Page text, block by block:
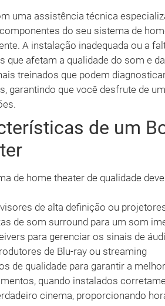
uma assistência técnica
do seu sistema de
A instalação inadequada ou a
que afetam a qualidade do som e
treinados que podem
garantindo que você desfrute de
de um
de home theater de qualidade
de alta definição ou
de som surround para um som
para gerenciar os sinais de
de Blu-ray ou streaming
de qualidade para garantir a
quando instalados
cinema, proporcionando